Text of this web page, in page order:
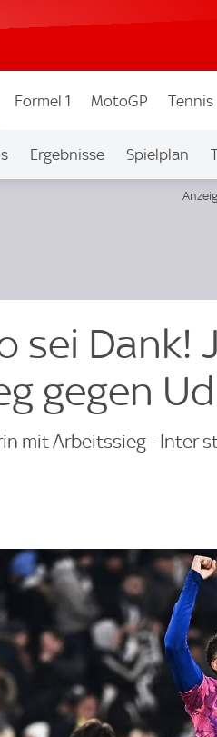
Formel 1 MotoGP Tennis
Ergebnisse Spielplan
sei Dank!
gegen
mit Arbeitssieg - Inter